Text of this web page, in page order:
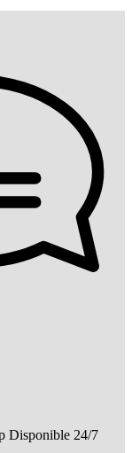
Disponible 24/7